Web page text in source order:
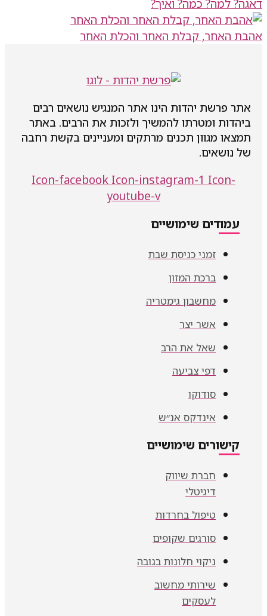
דאגה? למה? כמה? ואיך?
אהבת האחר, קבלת האחר והכלת האחר
אתר פרשת יהדות הינו אתר המנגיש נושאים רבים
ביהדות ומטרתו להמשיך ולזכות את הרבים. באתר
תמצאו מגוון תכנים מרתקים ומעניינים בקשת רחבה
של נושאים.
Icon-facebook Icon-instagram-1 Icon-
youtube-v
עמודים שימושיים
זמני כניסת שבת
ברכת המזון
מחשבון גימטריה
אשר יצר
שאל את הרב
דפי צביעה
סודוקו
אינדקס אנ״ש
קישורים שימושיים
חברת שיווק
דיגיטלי
טיפול בחרדות
סורגים שקופים
ניקוי חלונות בגובה
שירותי מחשוב
לעסקים